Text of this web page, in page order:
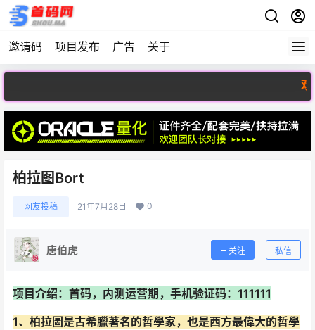
邀请码 项目发布 广告 关于
欢迎访
柏拉图Bort
网友投稿 21年7月28日 0
唐伯虎 关注 私信
项目介绍：首码，内测运营期，手机验证码：111111
1、柏拉圖是古希臘著名的哲學家，也是西方最偉大的哲學